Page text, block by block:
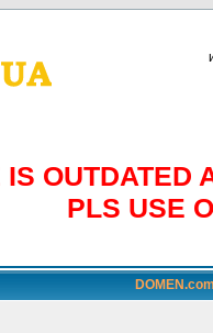
OUTDATED
PLS USE